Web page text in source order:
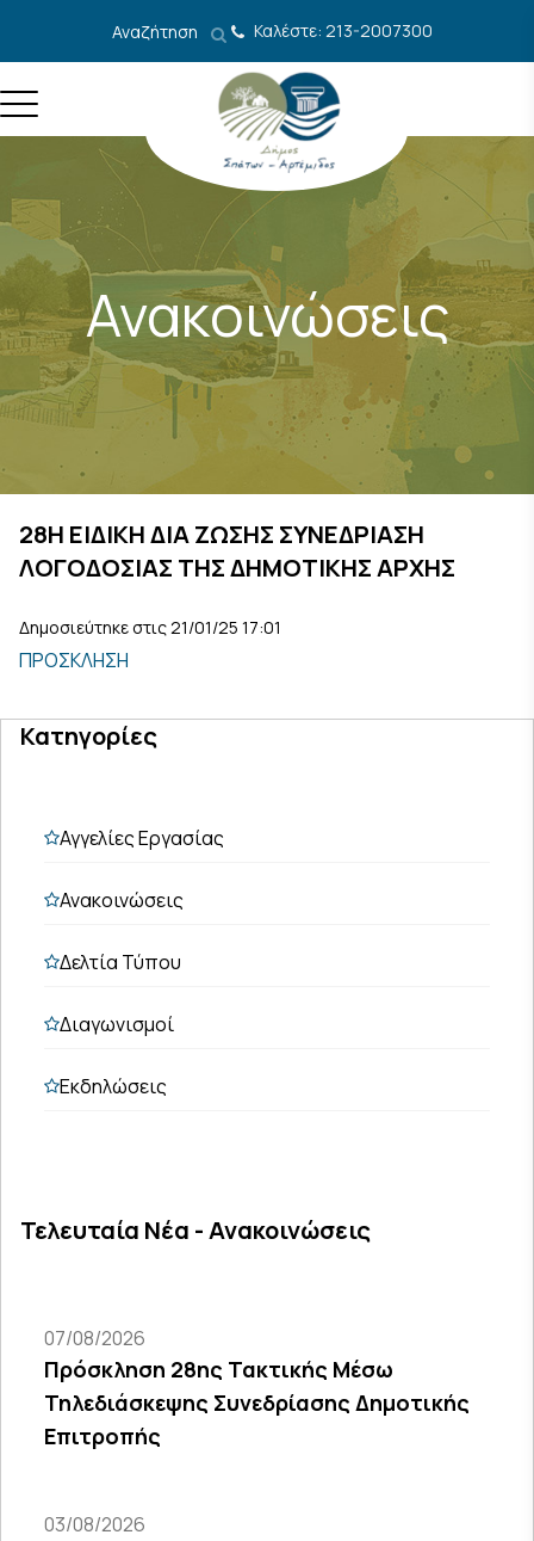
Αναζήτηση Καλέστε: 213-2007300
Ανακοινώσεις
28Η ΕΙΔΙΚΗ ΔΙΑ ΖΩΣΗΣ ΣΥΝΕΔΡΙΑΣΗ
ΛΟΓΟΔΟΣΙΑΣ ΤΗΣ ΔΗΜΟΤΙΚΗΣ ΑΡΧΗΣ
Δημοσιεύτηκε στις 21/01/25 17:01
ΠΡΟΣΚΛΗΣΗ
Κατηγορίες
Αγγελίες Εργασίας
Ανακοινώσεις
Δελτία Τύπου
Διαγωνισμοί
Εκδηλώσεις
Τελευταία Νέα - Ανακοινώσεις
07/08/2026
Πρόσκληση 28ης Τακτικής Μέσω
Τηλεδιάσκεψης Συνεδρίασης Δημοτικής
Επιτροπής
03/08/2026